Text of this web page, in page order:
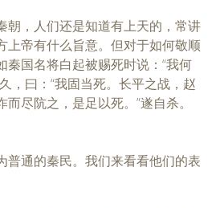
朝，人们还是知道有上天的，常讲
上帝有什么旨意。但对于如何敬顺
秦国名将白起被赐死时说：“我何
，曰：“我固当死。长平之战，赵
尽阬之，是足以死。”遂自杀。
普通的秦民。我们来看看他们的表